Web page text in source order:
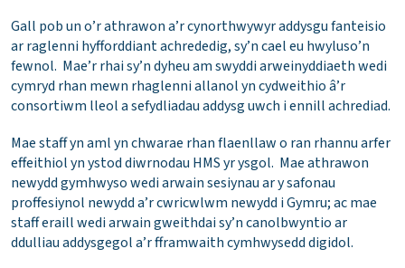
Gall pob un o’r athrawon a’r cynorthwywyr addysgu fanteisio
ar raglenni hyfforddiant achrededig, sy’n cael eu hwyluso’n
fewnol. Mae’r rhai sy’n dyheu am swyddi arweinyddiaeth wedi
cymryd rhan mewn rhaglenni allanol yn cydweithio â’r
consortiwm lleol a sefydliadau addysg uwch i ennill achrediad.
Mae staff yn aml yn chwarae rhan flaenllaw o ran rhannu arfer
effeithiol yn ystod diwrnodau HMS yr ysgol. Mae athrawon
newydd gymhwyso wedi arwain sesiynau ar y safonau
proffesiynol newydd a’r cwricwlwm newydd i Gymru; ac mae
staff eraill wedi arwain gweithdai sy’n canolbwyntio ar
ddulliau addysgegol a’r fframwaith cymhwysedd digidol.